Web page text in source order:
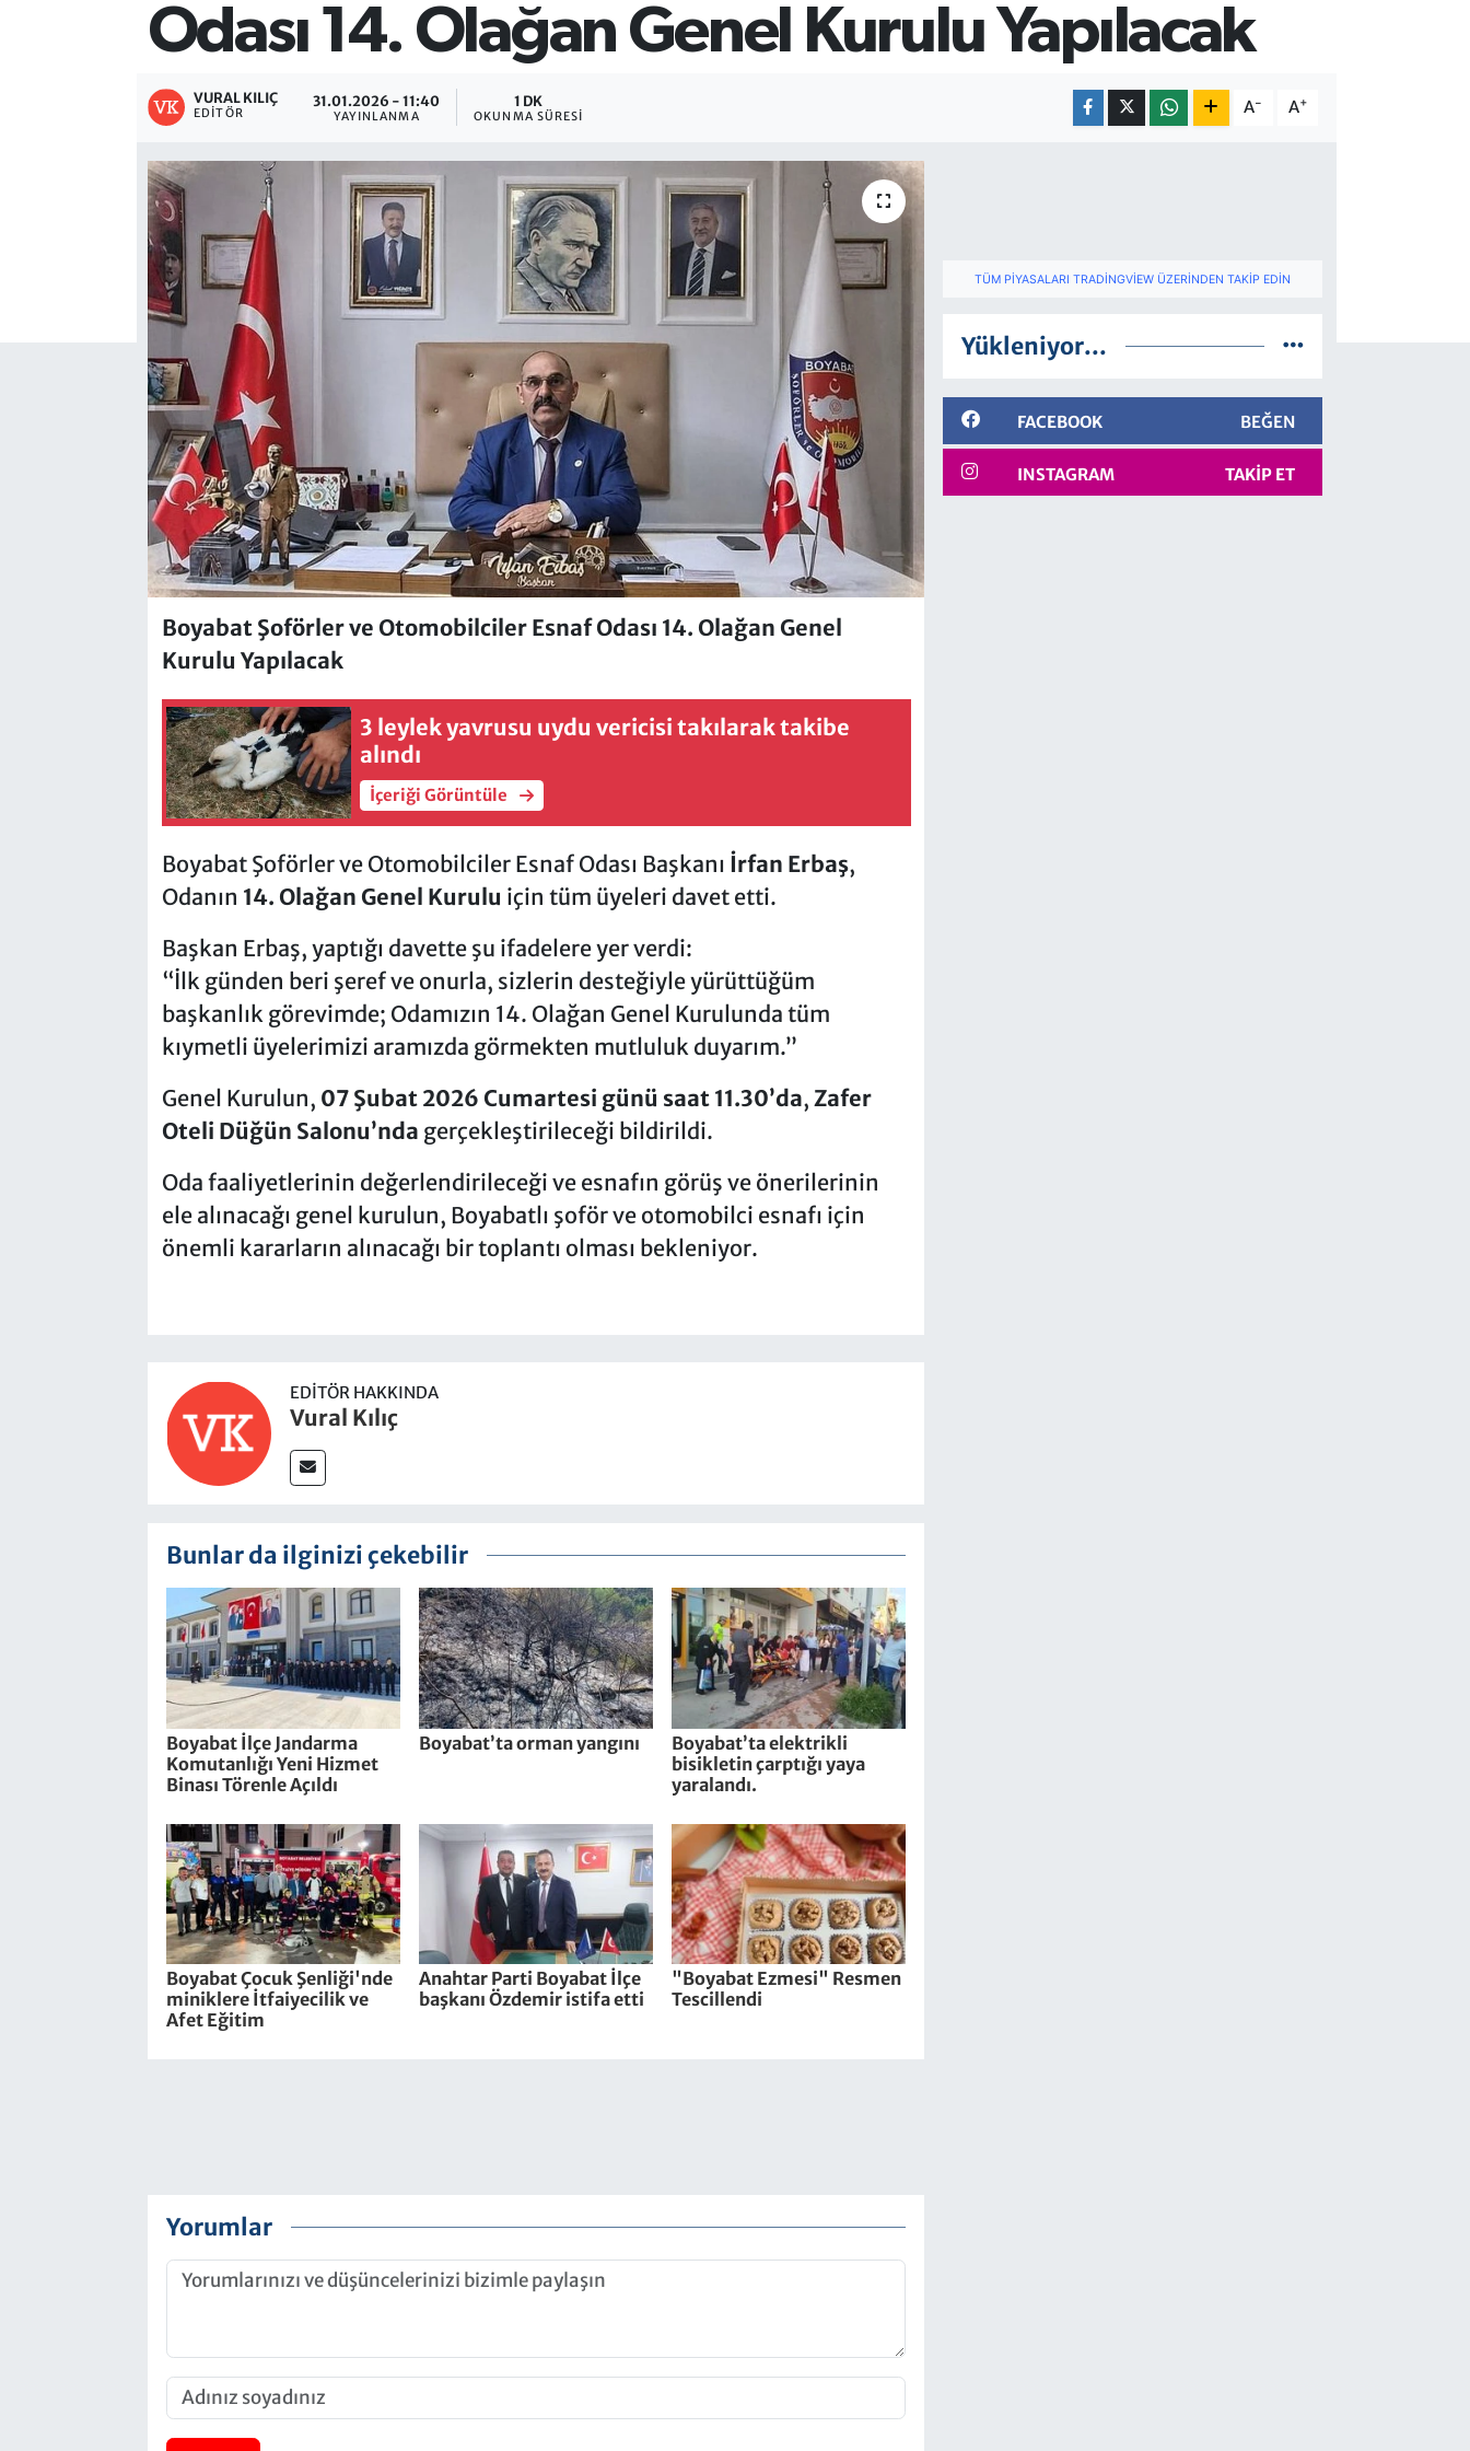
Odası 14. Olağan Genel Kurulu Yapılacak
VURAL KILIÇ
EDITÖR
31.01.2026 - 11:40
YAYINLANMA
1 DK
OKUNMA SÜRESI A- A+
Boyabat Şoförler ve Otomobilciler Esnaf Odası 14. Olağan Genel
Kurulu Yapılacak
3 leylek yavrusu uydu vericisi takılarak takibe
alındı
İçeriği Görüntüle
Boyabat Şoförler ve Otomobilciler Esnaf Odası Başkanı İrfan Erbaş,
Odanın 14. Olağan Genel Kurulu için tüm üyeleri davet etti.
Başkan Erbaş, yaptığı davette şu ifadelere yer verdi:
“İlk günden beri şeref ve onurla, sizlerin desteğiyle yürüttüğüm
başkanlık görevimde; Odamızın 14. Olağan Genel Kurulunda tüm
kıymetli üyelerimizi aramızda görmekten mutluluk duyarım.”
Genel Kurulun, 07 Şubat 2026 Cumartesi günü saat 11.30’da, Zafer
Oteli Düğün Salonu’nda gerçekleştirileceği bildirildi.
Oda faaliyetlerinin değerlendirileceği ve esnafın görüş ve önerilerinin
ele alınacağı genel kurulun, Boyabatlı şoför ve otomobilci esnafı için
önemli kararların alınacağı bir toplantı olması bekleniyor.
EDITÖR HAKKINDA
Vural Kılıç
Bunlar da ilginizi çekebilir
Boyabat İlçe Jandarma
Komutanlığı Yeni Hizmet
Binası Törenle Açıldı
Boyabat’ta orman yangını
Boyabat’ta elektrikli
bisikletin çarptığı yaya
yaralandı.
Boyabat Çocuk Şenliği'nde
miniklere İtfaiyecilik ve
Afet Eğitim
Anahtar Parti Boyabat İlçe
başkanı Özdemir istifa etti
"Boyabat Ezmesi" Resmen
Tescillendi
Yorumlar
TÜM PIYASALARI TRADINGVIEW ÜZERINDEN TAKIP EDIN
Yükleniyor...
FACEBOOK BEĞEN
INSTAGRAM TAKIP ET